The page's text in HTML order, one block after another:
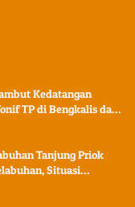
Kedatangan
TP di Bengkalis dan
Tanjung Priok
Situasi